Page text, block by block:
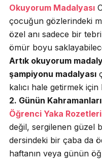
Okuyorum Madalyası
çocuğun gözlerindeki
özel anı sadece bir
ömür boyu
Artık okuyorum
şampiyonu madalyası
kalıcı hale getirmek
2. Günün
Öğrenci Yaka Rozetleri
değil, sergilenen güzel
dersindeki bir çaba da
haftanın veya günün